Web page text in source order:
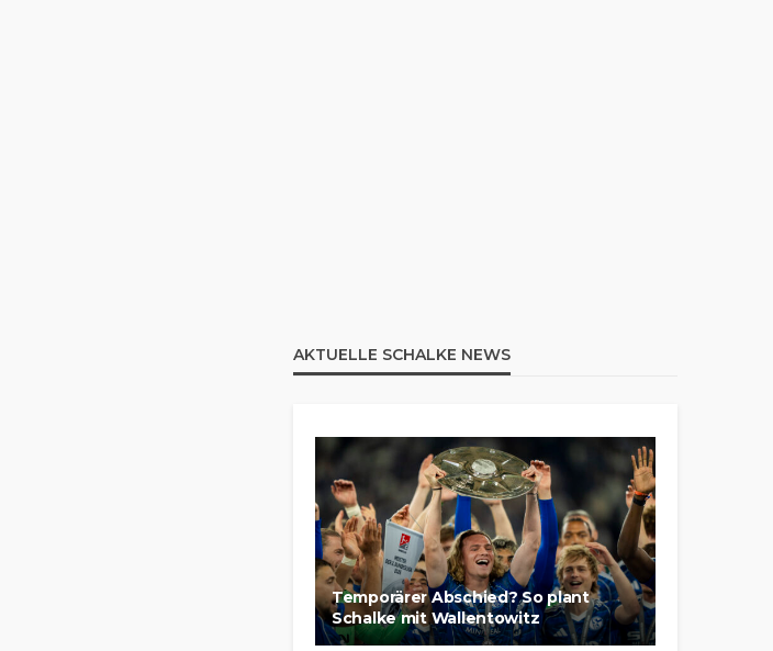
AKTUELLE SCHALKE NEWS
Temporärer Abschied? So plant
Schalke mit Wallentowitz